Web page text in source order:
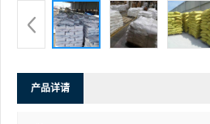
产品详请